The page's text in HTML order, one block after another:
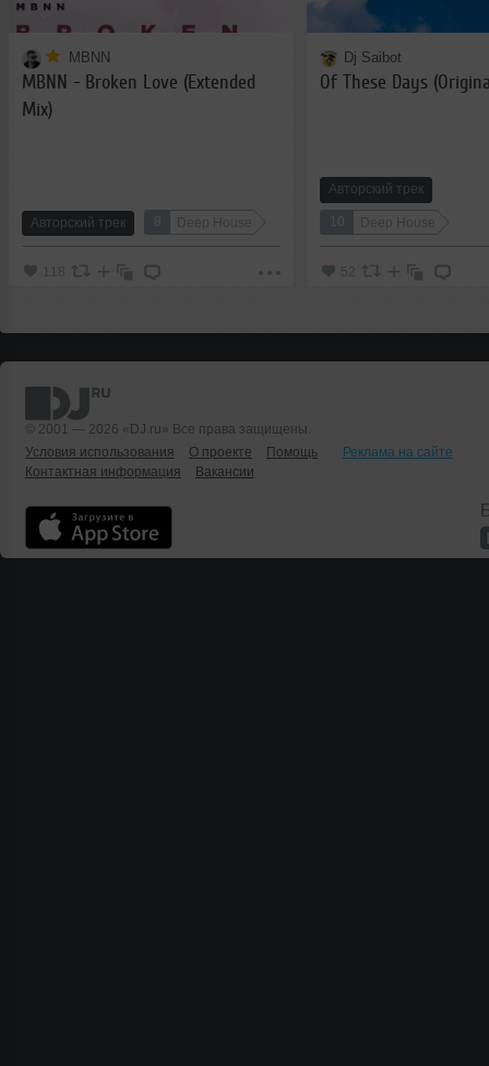
MBNN
MBNN - Broken Love (Extended
Mix)
Авторский трек 8 Deep House
Dj Saibot
Of These Days
Авторский трек
10 Deep House
52
© 2001 — 2026 «DJ.ru» Все права защищены.
Условия использования
О проекте Помощь
Реклама на сайте
Контактная информация
Вакансии